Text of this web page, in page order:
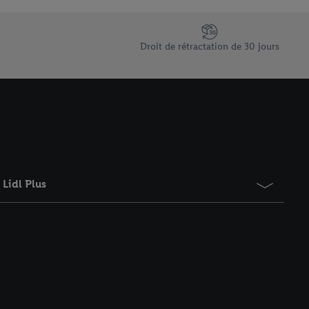
Droit de rétractation de 30 jours
Lidl Plus
à tout moment